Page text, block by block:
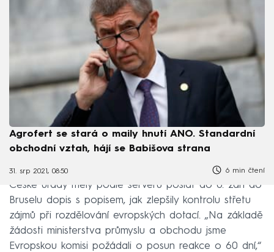
Agrofert se stará o maily hnutí ANO. Standardní
obchodní vztah, hájí se Babišova strana
31. srp 2021, 08:50 6 min čtení
České úřady měly podle serveru poslat do 8. září do
Bruselu dopis s popisem, jak zlepšily kontrolu střetu
zájmů při rozdělování evropských dotací. „Na základě
žádosti ministerstva průmyslu a obchodu jsme
Evropskou komisi požádali o posun reakce o 60 dní,“